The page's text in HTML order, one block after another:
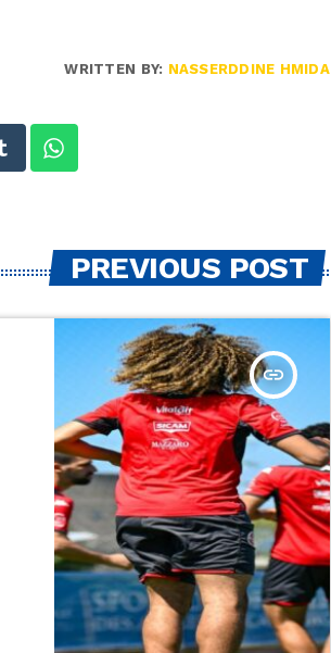
WRITTEN BY: NASSERDDINE HMIDA
PREVIOUS POST
insert_link